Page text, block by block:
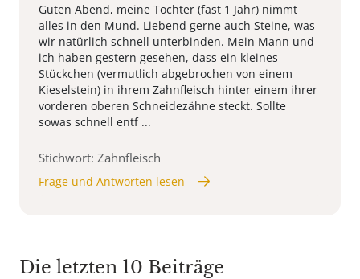
Guten Abend, meine Tochter (fast 1 Jahr) nimmt
alles in den Mund. Liebend gerne auch Steine, was
wir natürlich schnell unterbinden. Mein Mann und
ich haben gestern gesehen, dass ein kleines
Stückchen (vermutlich abgebrochen von einem
Kieselstein) in ihrem Zahnfleisch hinter einem ihrer
vorderen oberen Schneidezähne steckt. Sollte
sowas schnell entf ...
Stichwort: Zahnfleisch
Frage und Antworten lesen
Die letzten 10 Beiträge